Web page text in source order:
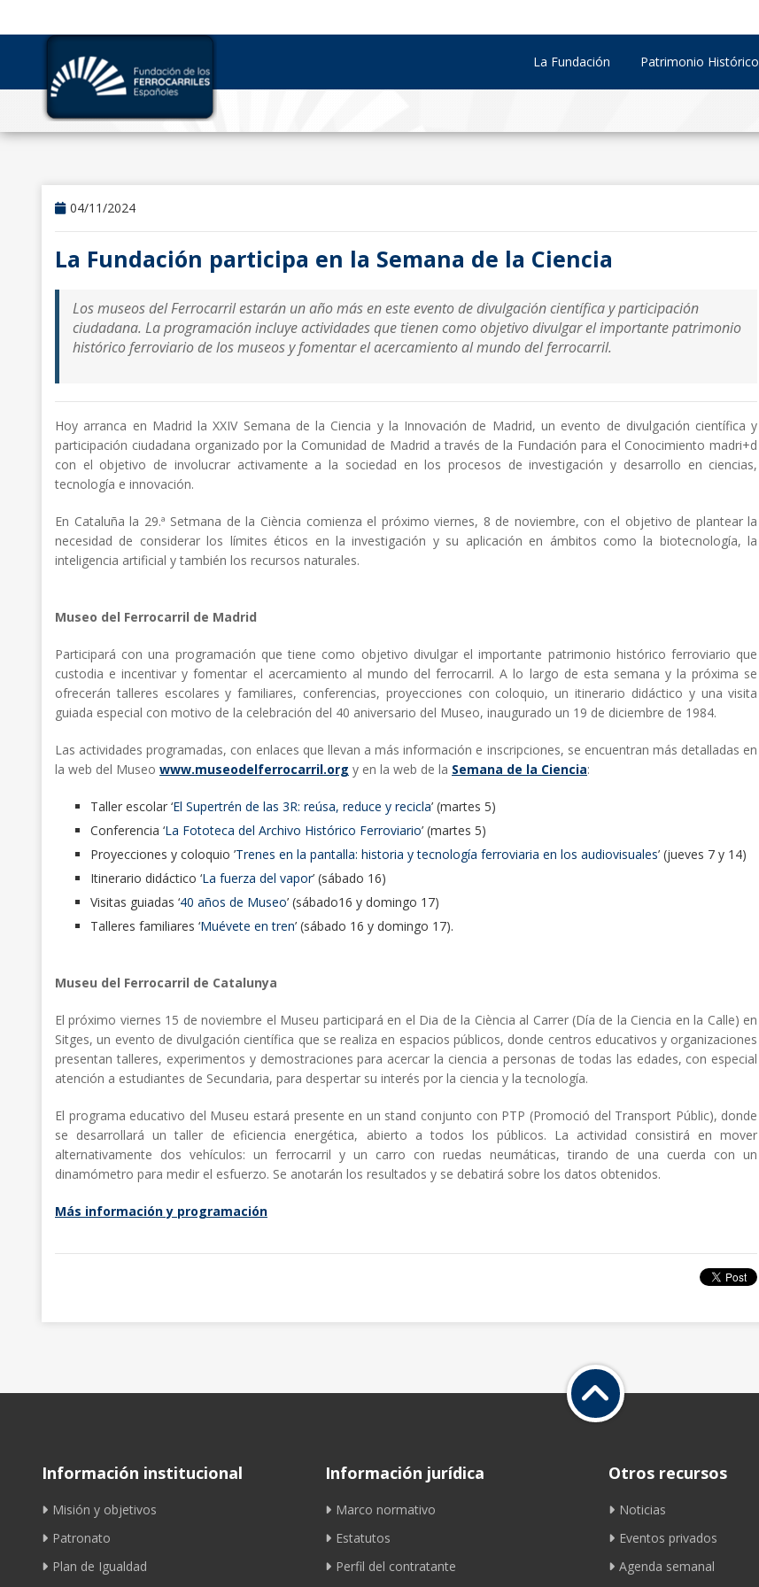
La Fundación Patrimonio Histórico
04/11/2024
La Fundación participa en la Semana de la Ciencia
Los museos del Ferrocarril estarán un año más en este evento de divulgación científica y participación
ciudadana. La programación incluye actividades que tienen como objetivo divulgar el importante patrimonio
histórico ferroviario de los museos y fomentar el acercamiento al mundo del ferrocarril.
Hoy arranca en Madrid la XXIV Semana de la Ciencia y la Innovación de Madrid, un evento de divulgación científica y
participación ciudadana organizado por la Comunidad de Madrid a través de la Fundación para el Conocimiento madri+d
con el objetivo de involucrar activamente a la sociedad en los procesos de investigación y desarrollo en ciencias,
tecnología e innovación.
En Cataluña la 29.ª Setmana de la Ciència comienza el próximo viernes, 8 de noviembre, con el objetivo de plantear la
necesidad de considerar los límites éticos en la investigación y su aplicación en ámbitos como la biotecnología, la
inteligencia artificial y también los recursos naturales.
Museo del Ferrocarril de Madrid
Participará con una programación que tiene como objetivo divulgar el importante patrimonio histórico ferroviario que
custodia e incentivar y fomentar el acercamiento al mundo del ferrocarril. A lo largo de esta semana y la próxima se
ofrecerán talleres escolares y familiares, conferencias, proyecciones con coloquio, un itinerario didáctico y una visita
guiada especial con motivo de la celebración del 40 aniversario del Museo, inaugurado un 19 de diciembre de 1984.
Las actividades programadas, con enlaces que llevan a más información e inscripciones, se encuentran más detalladas en
la web del Museo www.museodelferrocarril.org y en la web de la Semana de la Ciencia:
Taller escolar ‘El Supertrén de las 3R: reúsa, reduce y recicla’ (martes 5)
Conferencia ‘La Fototeca del Archivo Histórico Ferroviario’ (martes 5)
Proyecciones y coloquio ’Trenes en la pantalla: historia y tecnología ferroviaria en los audiovisuales’ (jueves 7 y 14)
Itinerario didáctico ‘La fuerza del vapor’ (sábado 16)
Visitas guiadas ‘40 años de Museo’ (sábado16 y domingo 17)
Talleres familiares ‘Muévete en tren’ (sábado 16 y domingo 17).
Museu del Ferrocarril de Catalunya
El próximo viernes 15 de noviembre el Museu participará en el Dia de la Ciència al Carrer (Día de la Ciencia en la Calle) en
Sitges, un evento de divulgación científica que se realiza en espacios públicos, donde centros educativos y organizaciones
presentan talleres, experimentos y demostraciones para acercar la ciencia a personas de todas las edades, con especial
atención a estudiantes de Secundaria, para despertar su interés por la ciencia y la tecnología.
El programa educativo del Museu estará presente en un stand conjunto con PTP (Promoció del Transport Públic), donde
se desarrollará un taller de eficiencia energética, abierto a todos los públicos. La actividad consistirá en mover
alternativamente dos vehículos: un ferrocarril y un carro con ruedas neumáticas, tirando de una cuerda con un
dinamómetro para medir el esfuerzo. Se anotarán los resultados y se debatirá sobre los datos obtenidos.
Más información y programación
Información institucional
Misión y objetivos
Patronato
Plan de Igualdad
Información jurídica
Marco normativo
Estatutos
Perfil del contratante
Otros recursos
Noticias
Eventos privados
Agenda semanal